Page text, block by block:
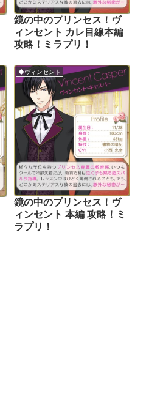
鏡の中のプリンセス！ヴ
ィンセント カレ目線本編
攻略！ミラプリ！
◆ヴィンセント
鏡の中のプリンセス！ヴ
ィンセント 本編 攻略！ミ
ラプリ！